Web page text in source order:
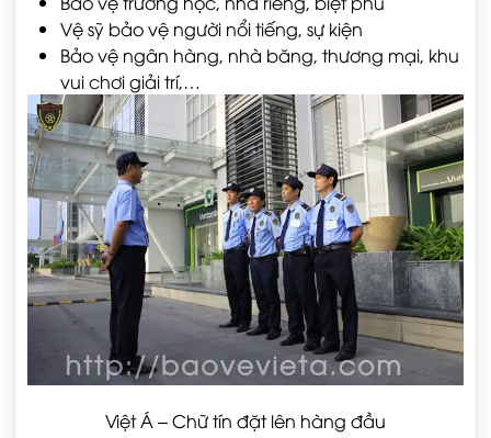
Vệ sỹ bảo vệ người nổi tiếng, sự kiện
Bảo vệ ngân hàng, nhà băng, thương mại, khu
vui chơi giải trí,…
Việt Á – Chữ tín đặt lên hàng đầu